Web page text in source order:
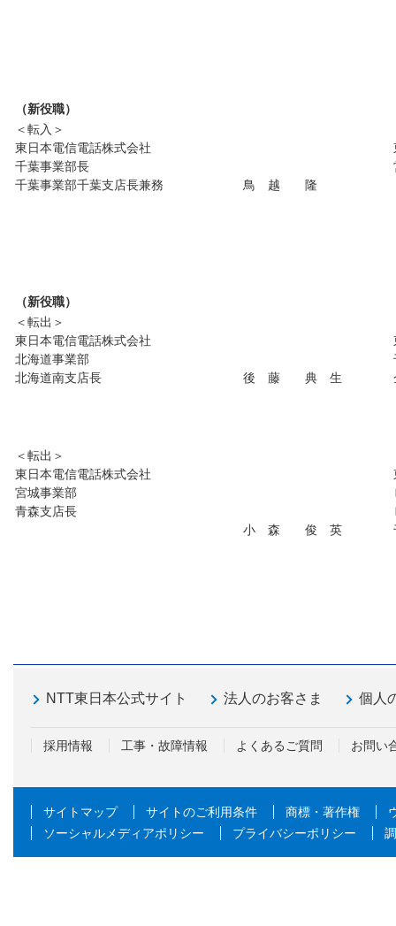
（新役職）
＜転入＞
東日本電信電話株式会社
千葉事業部長
千葉事業部千葉支店長兼務
鳥 越 隆
（新役職）
＜転出＞
東日本電信電話株式会社
北海道事業部
北海道南支店長
後 藤 典 生
＜転出＞
東日本電信電話株式会社
宮城事業部
青森支店長
小 森 俊 英
NTT東日本公式サイト 法人のお客さま 個人
採用情報 工事・故障情報 よくあるご質問 お問い
サイトマップ サイトのご利用条件 商標・著作権
ソーシャルメディアポリシー
プライバシーポリシー